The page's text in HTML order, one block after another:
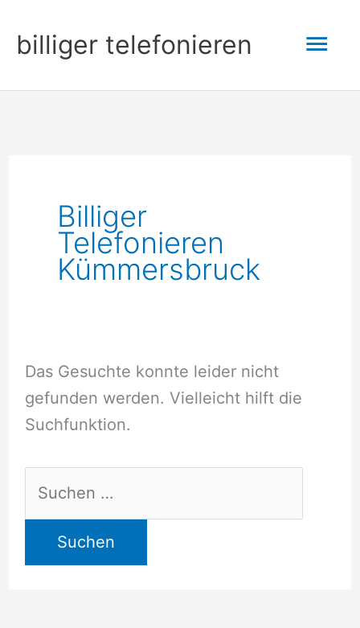
Inhalt
springen
billiger telefonieren
Billiger
Telefonieren
Kümmersbruck
Das Gesuchte konnte leider nicht
gefunden werden. Vielleicht hilft die
Suchfunktion.
nach: